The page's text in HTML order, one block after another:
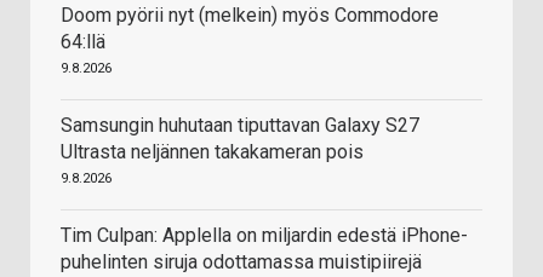
Doom pyörii nyt (melkein) myös Commodore
64:llä
9.8.2026
Samsungin huhutaan tiputtavan Galaxy S27
Ultrasta neljännen takakameran pois
9.8.2026
Tim Culpan: Applella on miljardin edestä iPhone-
puhelinten siruja odottamassa muistipiirejä